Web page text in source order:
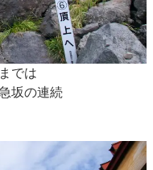
では
坂の連続